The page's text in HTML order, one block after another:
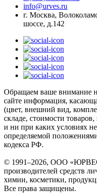
info@urves.ru
г. Москва,
шоссе, д.142
Обращаем ваше внимание
сайте информация,
(цвет, внешний вид,
складе, стоимости
и ни при каких условиях
определяемой
кодекса РФ.
© 1991–2026, ООО
производителей средств
химии, косметики,
Все права защищены.